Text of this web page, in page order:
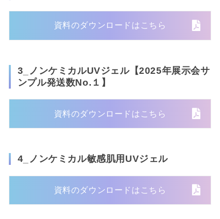
資料のダウンロードはこちら
3_ノンケミカルUVジェル【2025年展示会サ
ンプル発送数No.１】
資料のダウンロードはこちら
4_ノンケミカル敏感肌用UVジェル
資料のダウンロードはこちら